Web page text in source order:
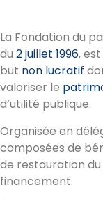
La Fondation du
du 2juillet 1996,
but non lucratif
valoriser le
d’utilité publique.
Organisée en
composées de
de restauration
financement.